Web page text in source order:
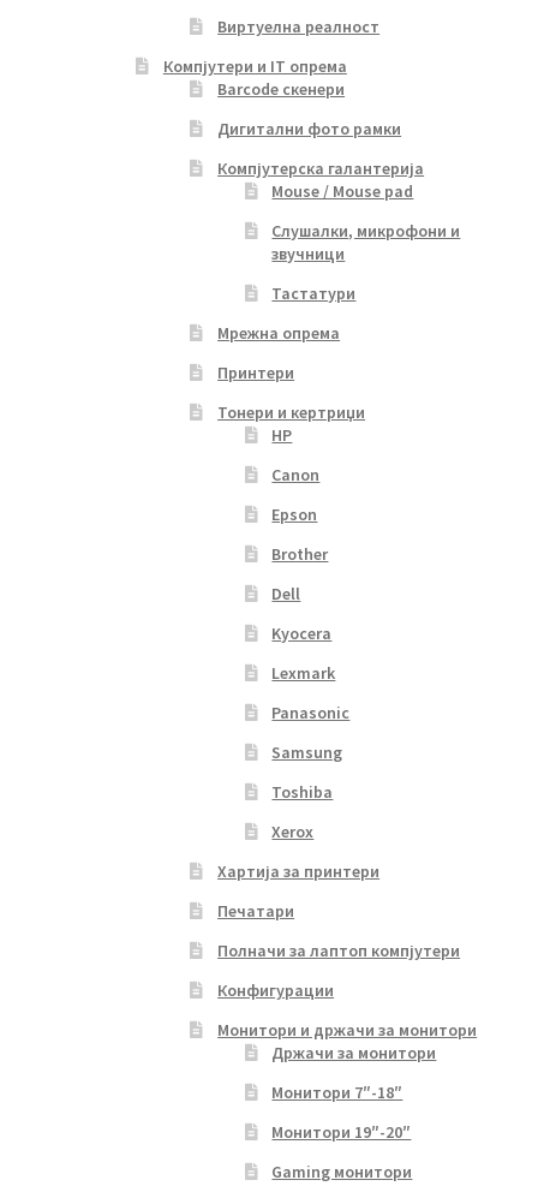
Виртуелна реалност
Компјутери и IT опрема
Barcode скенери
Дигитални фото рамки
Компјутерска галантерија
Mouse / Mouse pad
Слушалки, микрофони и
звучници
Тастатури
Мрежна опрема
Принтери
Тонери и кертриџи
HP
Canon
Epson
Brother
Dell
Kyocera
Lexmark
Panasonic
Samsung
Toshiba
Xerox
Хартија за принтери
Печатари
Полначи за лаптоп компјутери
Конфигурации
Монитори и држачи за монитори
Држачи за монитори
Монитори 7″-18″
Монитори 19″-20″
Gaming монитори